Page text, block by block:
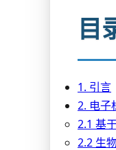
目
1. 引言
2. 电子
2.1 基
2.2 生